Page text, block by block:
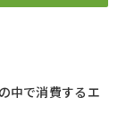
中で消費するエ